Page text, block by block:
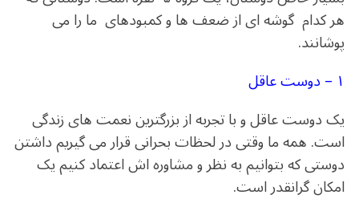
هر کدام گوشه ای از ضعف ها و کمبودهای ما را می
پوشانند.
۱ – دوست عاقل
یک دوست عاقل و با تجربه از بزرگترین نعمت های زندگی
است. همه ما وقتی در لحظات بحرانی قرار می گیریم داشتن
دوستی که بتوانیم به نظر و مشاوره اش اعتماد کنیم یک
امکان گرانقدر است.